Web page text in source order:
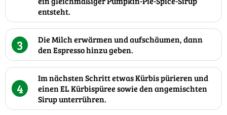
entsteht.
3
Die Milch erwärmen und aufschäumen, dann
den Espresso hinzu geben.
4
Im nächsten Schritt etwas Kürbis pürieren und
einen EL Kürbispüree sowie den angemischten
Sirup unterrühren.